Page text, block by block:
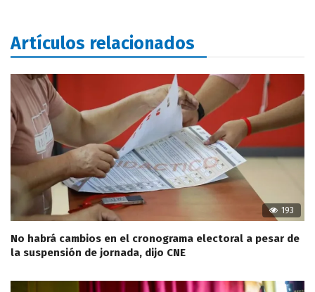
Artículos relacionados
193
No habrá cambios en el cronograma electoral a pesar de
la suspensión de jornada, dijo CNE